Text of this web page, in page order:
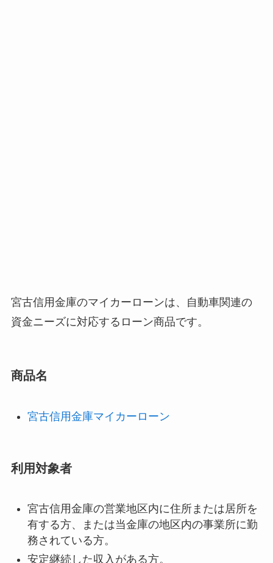
宮古信用金庫のマイカーローンは、自動車関連の
資金ニーズに対応するローン商品です。
商品名
宮古信用金庫マイカーローン
利用対象者
宮古信用金庫の営業地区内に住所または居所を
有する方、または当金庫の地区内の事業所に勤
務されている方。
安定継続した収入がある方。